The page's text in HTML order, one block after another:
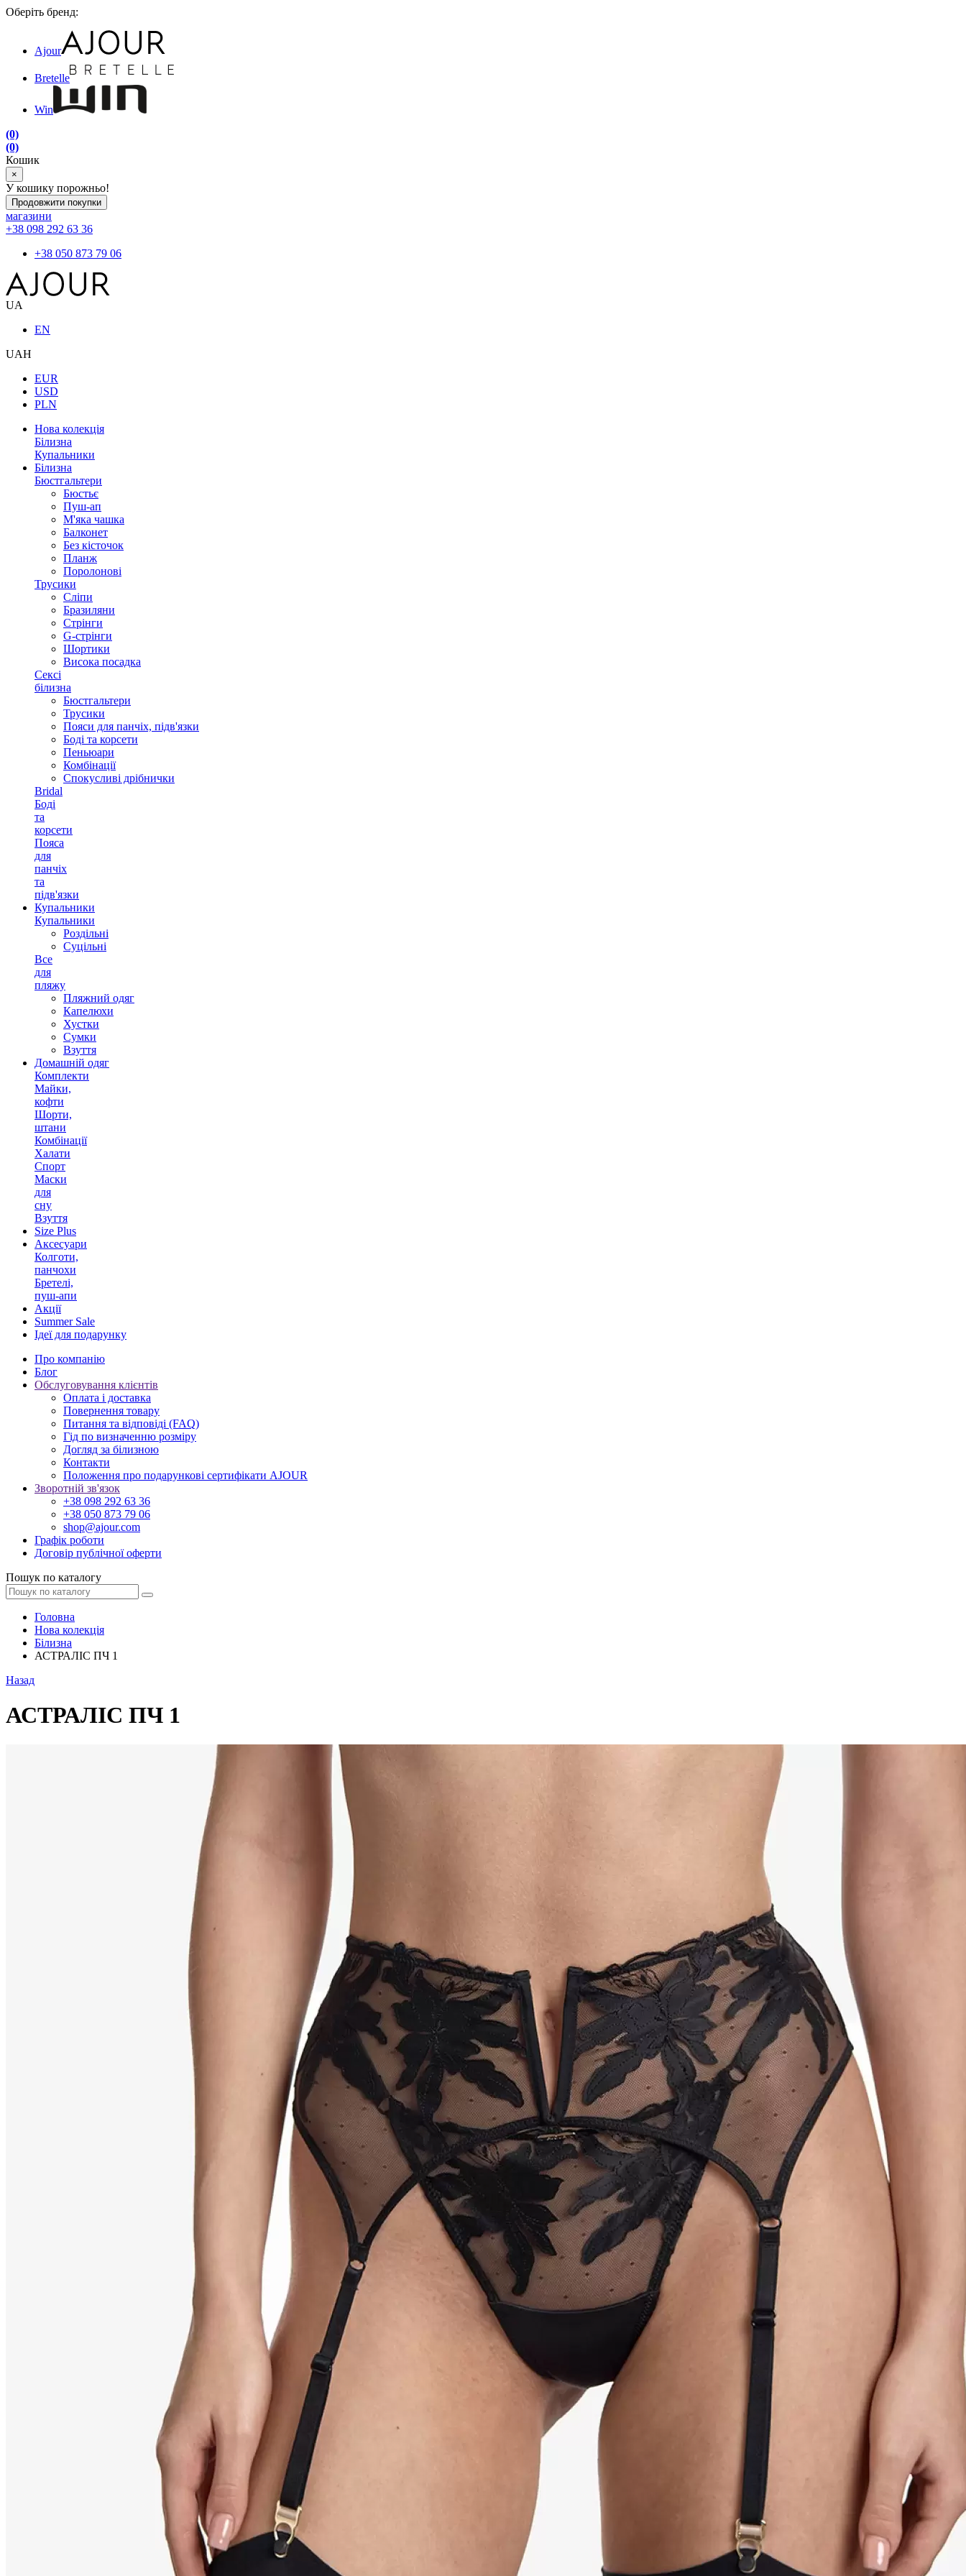
Оберіть бренд:
Ajour
Bretelle
Win
(0)
(0)
Кошик
×
У кошику порожньо!
Продовжити покупки
магазини
+38 098 292 63 36
+38 050 873 79 06
UA
EN
UAH
EUR
USD
PLN
Нова колекція
Білизна
Купальники
Білизна
Бюстгальтери
Бюстьє
Пуш-ап
М'яка чашка
Балконет
Без кісточок
Планж
Поролонові
Трусики
Сліпи
Бразиляни
Стрінги
G-стрінги
Шортики
Висока посадка
Сексі
білизна
Бюстгальтери
Трусики
Пояси для панчіх, підв'язки
Боді та корсети
Пеньюари
Комбінації
Спокусливі дрібнички
Bridal
Боді
та
корсети
Пояса
для
панчіх
та
підв'язки
Купальники
Купальники
Роздільні
Суцільні
Все
для
пляжу
Пляжний одяг
Капелюхи
Хустки
Сумки
Взуття
Домашній одяг
Комплекти
Майки,
кофти
Шорти,
штани
Комбінації
Халати
Спорт
Маски
для
сну
Взуття
Size Plus
Аксесуари
Колготи,
панчохи
Бретелі,
пуш-апи
Акції
Summer Sale
Ідеї для подарунку
Про компанію
Блог
Обслуговування клієнтів
Оплата і доставка
Повернення товару
Питання та відповіді (FAQ)
Гід по визначенню розміру
Догляд за білизною
Контакти
Положення про подарункові сертифікати AJOUR
Зворотній зв'язок
+38 098 292 63 36
+38 050 873 79 06
shop@ajour.com
Графік роботи
Договір публічної оферти
Пошук по каталогу
Головна
Нова колекція
Білизна
АСТРАЛІС ПЧ 1
Назад
АСТРАЛІС ПЧ 1